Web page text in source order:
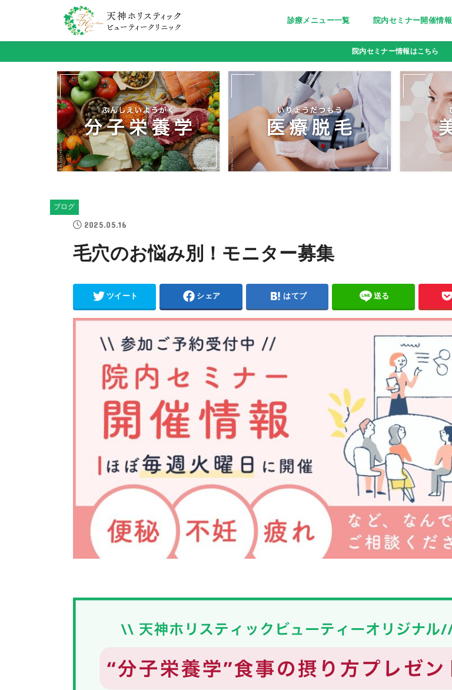
診療メニュー一覧
美しく清潔な印象に～医療脱毛～
栄養療法［分子栄養学外来］
妊活サポート
忙しい女性の美の追求に～トリニ
ピーリング〜小じわ・くすみにお
若々しい輝きをいつまでも～高濃
点滴bar [ビタミン注射・点滴］
疲れやすい体に栄養を～にんにく
院内セミナー開催情報
院内セミナー情報はこちら
ブログ
2025.05.16
毛穴のお悩み別！モニター募集
ツイート シェア はてブ 送る